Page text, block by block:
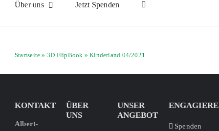
Über uns Jetzt Spenden
Startseite » 3D FlipBook »Kinderland 04/2021
KONTAKT
Albert-
ÜBER
UNS
UNSER
ANGEBOT
Spenden